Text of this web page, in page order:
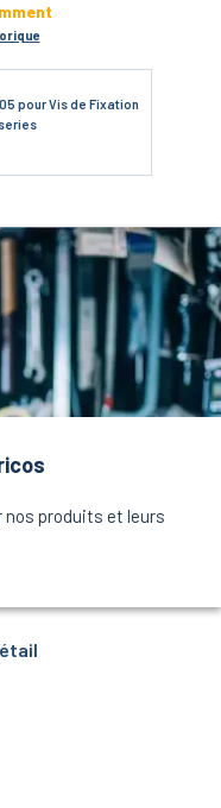
pour Vis de Fixation
nos produits et leurs